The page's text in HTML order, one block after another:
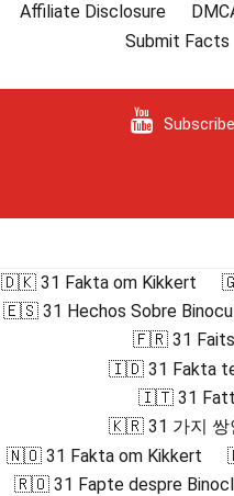
Affiliate Disclosure
Submit Facts
🇩🇰 31 Fakta om Kikkert
🇪🇸 31 Hechos Sobre
🇫🇷 31 Faits
🇮🇩 31 Fakta
🇮🇹 31 Fatti
🇰🇷 31 가지 쌍
🇳🇴 31 Fakta om Kikkert
🇷🇴 31 Fapte despre